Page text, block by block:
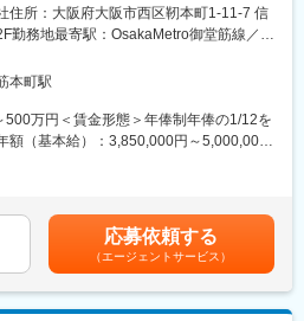
の運営支援
いただきます。
を牽引するリーダーとして、顧客
います。
ァシリテーション能力
構築・運営スキル
ントスキル
ョン改善スキル
前職が調剤薬局や病院勤務の方が活躍し
満・土日祝休みで仕事とプライベートを
ーター（DI職）とは？＞
合わせ担当として、主に医療従事者（薬
所：大阪府大阪市西区靭本町1-11-7 信
勤務地最寄駅：OsakaMetro御堂筋線／本
全面禁煙変更の範囲：会社の定める場所
）※業務の都合により変更を命ずることが
本町駅
500万円＜賃金形態＞年俸制年俸の1/12を
額（基本給）：3,850,000円～5,000,000
与補足＞■決算賞与込みモデル年収：※あ
タッフ：433万円5年目SSVの場合：512万
円10年目管理職の場合：710万円賃金は
あり、選考を通じて上下する可能性があ
手当を含めた表記です。
応募依頼する
（エージェントサービス）